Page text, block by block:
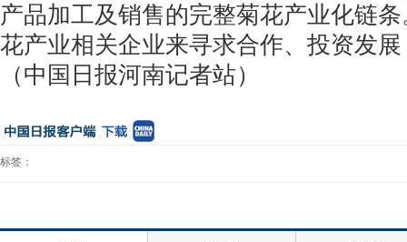
产品加工及销售的完整菊花产业化链
花产业相关企业来寻求合作、投资发
（中国日报河南记者站）
标签：